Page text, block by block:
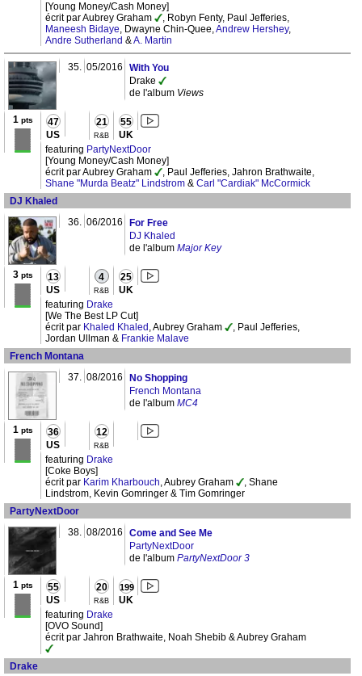
[Young Money/Cash Money]
écrit par Aubrey Graham
, Robyn Fenty, Paul Jefferies,
Maneesh Bidaye , Dwayne Chin-Quee, Andrew Hershey,
Andre Sutherland & A. Martin
35. 05/2016
With You
Drake
de l'album Views
1 pts 47
US
21
R&B
55
UK
featuring PartyNextDoor
[Young Money/Cash Money]
écrit par Aubrey Graham
, Paul Jefferies, Jahron Brathwaite,
Shane "Murda Beatz" Lindstrom & Carl "Cardiak" McCormick
DJ Khaled
36.
06/2016
For Free
DJ Khaled
de l'album Major Key
3pts 13
US
4
R&B
25
UK
featuring Drake
[We The Best LP Cut]
écrit par Khaled Khaled , Aubrey Graham
, Paul Jefferies,
Jordan Ullman & Frankie Malave
French Montana
37.
08/2016
No Shopping
French Montana
de l'album MC4
1 pts 36
US
12
R&B
featuring Drake
[Coke Boys]
écrit par Karim Kharbouch , Aubrey Graham
, Shane
Lindstrom, Kevin Gomringer & Tim Gomringer
PartyNextDoor
38.
08/2016
Come and See Me
PartyNextDoor
de l'album PartyNextDoor 3
1 pts 55
US
20
R&B
199
UK
featuring Drake
[OVO Sound]
écrit par Jahron Brathwaite, Noah Shebib & Aubrey Graham
Drake